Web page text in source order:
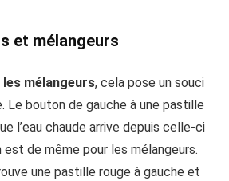
et mélangeurs
mélangeurs, cela pose un souci
Le bouton de gauche à une pastille
l’eau chaude arrive depuis celle-ci
est de même pour les mélangeurs.
une pastille rouge à gauche et